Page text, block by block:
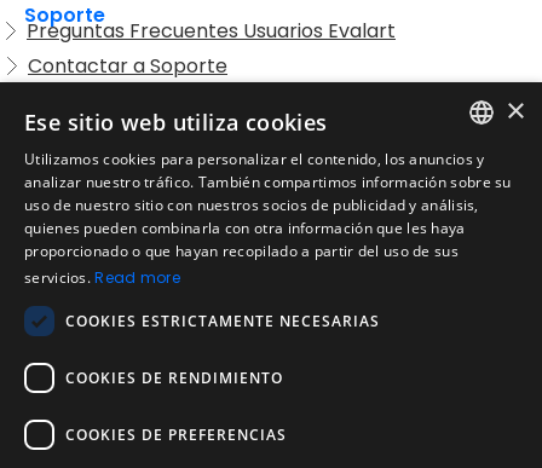
Soporte
Preguntas Frecuentes Usuarios Evalart
Contactar a Soporte
Legal
Condiciones de Servicio
Aviso de privacidad
Política de cookies
Política de devoluciones
Acuerdo de licencia de usuario
Aviso legal
Política de uso aceptable
Empresa
Acerca de nosotros
ENGLISH
SPANISH
×
Ese sitio web utiliza cookies
Utilizamos cookies para personalizar el contenido, los anuncios y
analizar nuestro tráfico. También compartimos información sobre su
uso de nuestro sitio con nuestros socios de publicidad y análisis,
quienes pueden combinarla con otra información que les haya
proporcionado o que hayan recopilado a partir del uso de sus
servicios.Read more
COOKIES ESTRICTAMENTE NECESARIAS
COOKIES DE RENDIMIENTO
COOKIES DE PREFERENCIAS